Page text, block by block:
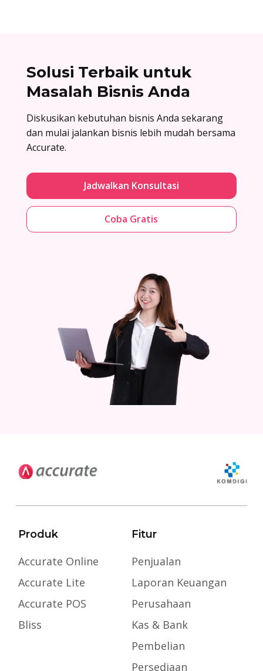
Solusi Terbaik untuk
Masalah Bisnis Anda
Diskusikan kebutuhan bisnis Anda sekarang
dan mulai jalankan bisnis lebih mudah bersama
Accurate.
Jadwalkan Konsultasi
Coba Gratis
Produk
Accurate Online
Accurate Lite
Accurate POS
Bliss
Fitur
Penjualan
Laporan Keuangan
Perusahaan
Kas & Bank
Pembelian
Persediaan